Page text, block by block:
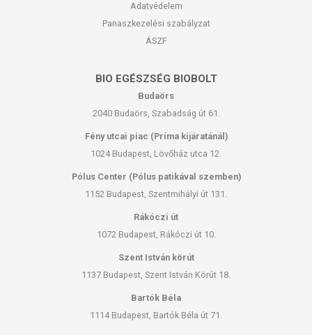
Adatvédelem
Panaszkezelési szabályzat
ÁSZF
BIO EGÉSZSÉG BIOBOLT
Budaörs
2040 Budaörs, Szabadság út 61.
Fény utcai piac (Príma kijáratánál)
1024 Budapest, Lövőház utca 12.
Pólus Center (Pólus patikával szemben)
1152 Budapest, Szentmihályi út 131.
Rákóczi út
1072 Budapest, Rákóczi út 10.
Szent István körút
1137 Budapest, Szent István Körút 18.
Bartók Béla
1114 Budapest, Bartók Béla út 71.